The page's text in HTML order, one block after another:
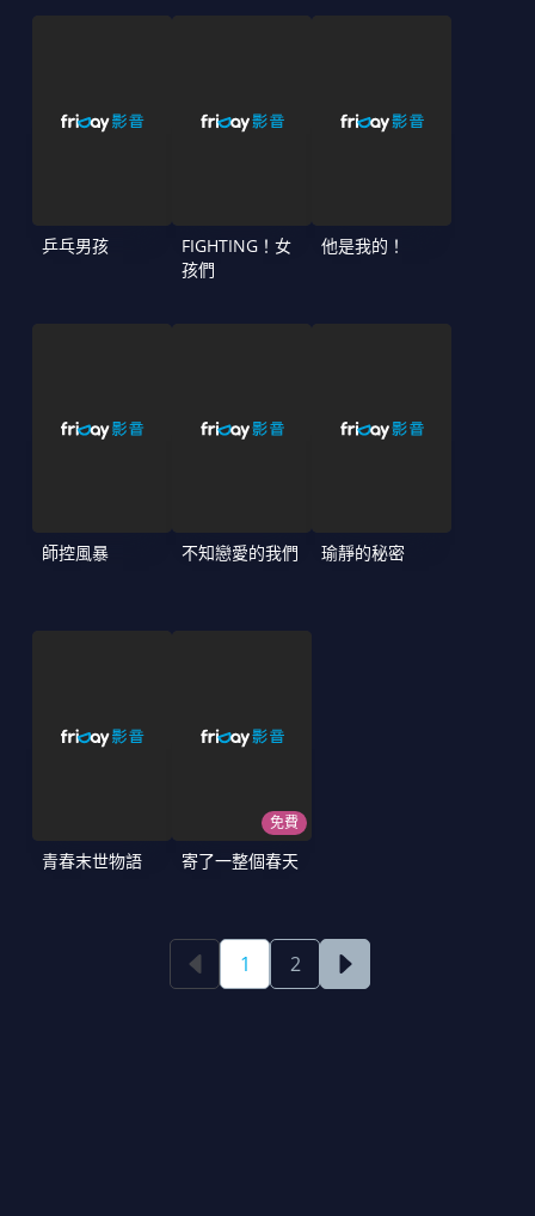
乒乓男孩
FIGHTING！女
孩們
他是我的！
師控風暴 不知戀愛的我們 瑜靜的秘密
青春末世物語
免費
寄了一整個春天
1 2